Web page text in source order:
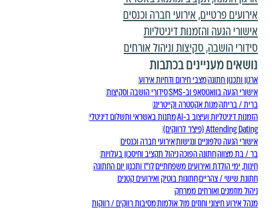
אירועים פרטיים, אירועי חברה וכנסים
אישורי הגעה והזמנות דיגיטליות
סידורי הושבה, סקיצות וניהול אורחים
נושאים מעניינים בכתבות
ארגון ותכנון חתונהמצבי חירום ודחיות אירוע
אישורי הגעה בוואטסאפ וב-SMS
סידורי הושבה וסקיצות
ברית / בריתהמנות אקסטרה וקייטרינג
הזמנות דיגיטליות ועיצוב ב-AI
מתנות באשראי ותשלום דיגיטלי
Attending Dating (פיצ'ר לרווקים)
אישורי הגעה טלפוניים ונגישותאירועי חברה וכנסים
בר / בת מצווהחתונה הפוכהניהול תקציב וחיסכון בעלויות
חינות, ימי הולדת ואירועים משפחתיים לו"ז ותכנון יום החתונה
חתונת שישי / צהריים חתונות בוטיק ואירועים קטנים
ניהול מוזמנים ואורחים ממרחק
מנהל אירוע חיצוני וחוזים מול אולמותמסיבות רווקים / רווקות